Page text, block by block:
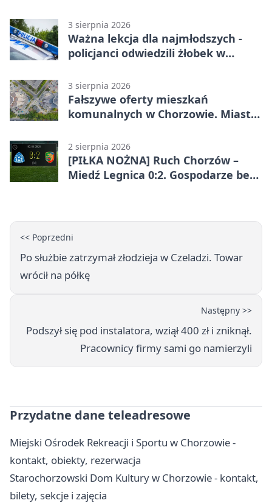
3 sierpnia 2026
Ważna lekcja dla najmłodszych -
policjanci odwiedzili żłobek w
3 sierpnia 2026
Fałszywe oferty mieszkań
komunalnych w Chorzowie. Miasto
2 sierpnia 2026
[PIŁKA NOŻNA] Ruch Chorzów –
Miedź Legnica 0:2. Gospodarze bez
<< Poprzedni
Po służbie zatrzymał złodzieja w Czeladzi. Towar
wrócił na półkę
Następny >>
Podszył się pod instalatora, wziął 400 zł i zniknął.
Pracownicy firmy sami go namierzyli
Przydatne dane teleadresowe
Miejski Ośrodek Rekreacji i Sportu w Chorzowie -
kontakt, obiekty, rezerwacja
Starochorzowski Dom Kultury w Chorzowie - kontakt,
bilety, sekcje i zajęcia